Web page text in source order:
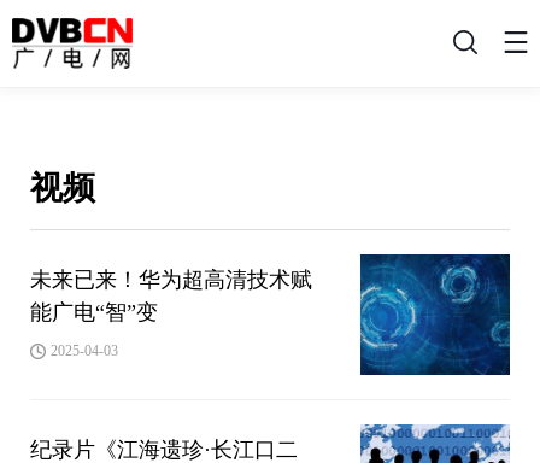
搜
视频
未来已来！华为超高清技术赋
能广电“智”变
2025-04-03
纪录片《江海遗珍·长江口二